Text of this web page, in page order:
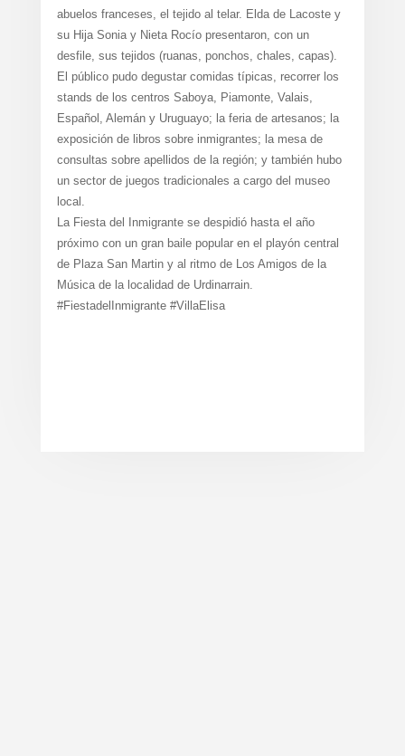
abuelos franceses, el tejido al telar. Elda de Lacoste y
su Hija Sonia y Nieta Rocío presentaron, con un
desfile, sus tejidos (ruanas, ponchos, chales, capas).
El público pudo degustar comidas típicas, recorrer los
stands de los centros Saboya, Piamonte, Valais,
Español, Alemán y Uruguayo; la feria de artesanos; la
exposición de libros sobre inmigrantes; la mesa de
consultas sobre apellidos de la región; y también hubo
un sector de juegos tradicionales a cargo del museo
local.
La Fiesta del Inmigrante se despidió hasta el año
próximo con un gran baile popular en el playón central
de Plaza San Martin y al ritmo de Los Amigos de la
Música de la localidad de Urdinarrain.
#FiestadelInmigrante #VillaElisa